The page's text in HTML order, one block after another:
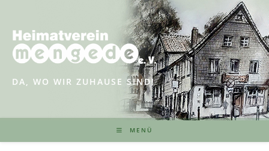
springen
DA, WO WIR ZUHAUSE SIND!
MENÜ